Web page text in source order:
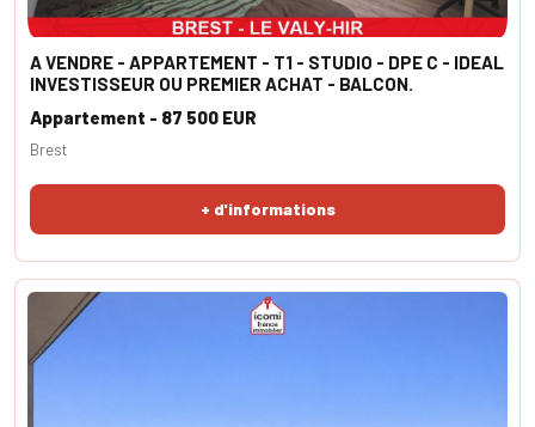
A VENDRE - APPARTEMENT - T1 - STUDIO - DPE C - IDEAL
INVESTISSEUR OU PREMIER ACHAT - BALCON.
Appartement - 87 500 EUR
+ d'informations
Brest